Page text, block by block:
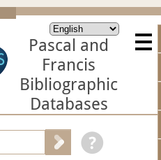
Pascal and
Francis
Bibliographic
Databases